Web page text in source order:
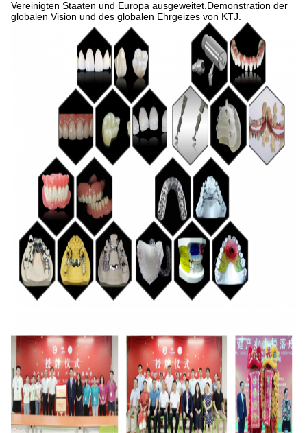
Vereinigten Staaten und Europa ausgeweitet.Demonstration der
globalen Vision und des globalen Ehrgeizes von KTJ.